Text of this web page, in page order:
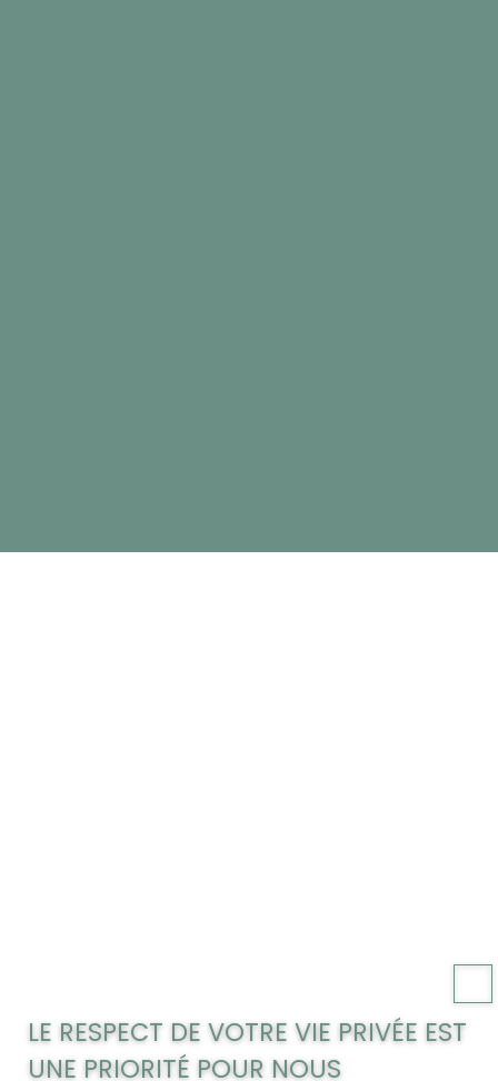
LE RESPECT DE VOTRE VIE PRIVÉE EST
UNE PRIORITÉ POUR NOUS